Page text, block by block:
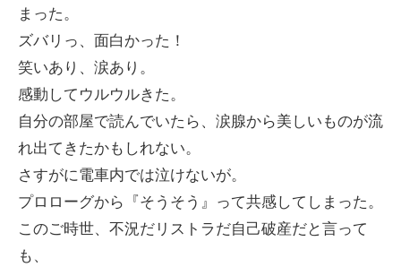
まった。
ズバリっ、面白かった！
笑いあり、涙あり。
感動してウルウルきた。
自分の部屋で読んでいたら、涙腺から美しいものが流
れ出てきたかもしれない。
さすがに電車内では泣けないが。
プロローグから『そうそう』って共感してしまった。
このご時世、不況だリストラだ自己破産だと言って
も、